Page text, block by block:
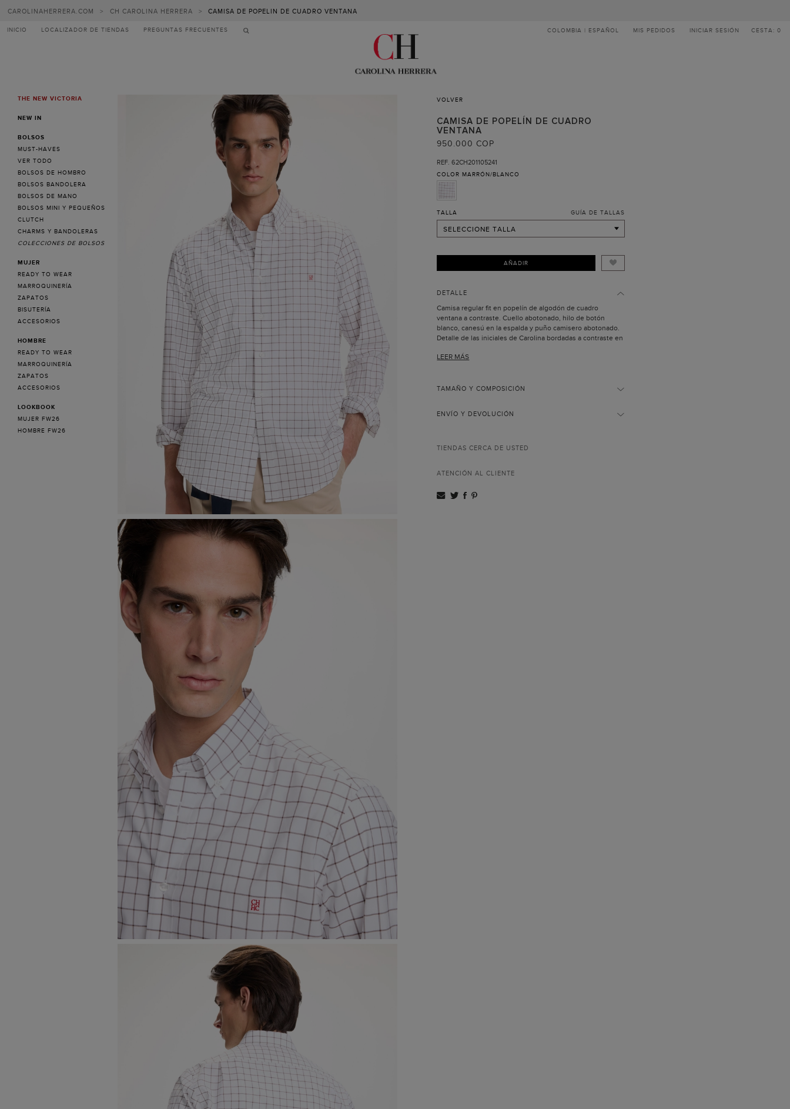
CAROLINAHERRERA.COM > CH CAROLINA HERRERA > CAMISA DE POPELIN DE CUADRO VENTANA
INICIO LOCALIZADOR DE TIENDAS PREGUNTAS FRECUENTES COLOMBIA | ESPAÑOL MIS PEDIDOS INICIAR SESIÓN CESTA: 0
MENUTHE NEW VICTORIA
NEW IN
BOLSOS
MUST-HAVES
VER TODO
BOLSOS DE HOMBRO
BOLSOS BANDOLERA
BOLSOS DE MANO
BOLSOS MINI Y PEQUEÑOS
CLUTCH
CHARMS Y BANDOLERAS
COLECCIONES DE BOLSOS
MUJER
READY TO WEAR
MARROQUINERÍA
ZAPATOS
BISUTERÍA
ACCESORIOS
HOMBRE
READY TO WEAR
MARROQUINERÍA
ZAPATOS
ACCESORIOS
LOOKBOOK
MUJER FW26
HOMBRE FW26
VOLVER
CAMISA DE POPELÍN DE CUADRO
VENTANA
950.000 COP
REF. 62CH201105241
COLOR MARRÓN/BLANCO
TALLA
SELECCIONE TALLA
15
15 ½
16 ½
17 ½ GUÍA DE TALLAS
AÑADIR
DETALLE
Camisa regular fit en popelín de algodón de cuadro
ventana a contraste. Cuello abotonado, hilo de botón
blanco, canesú en la espalda y puño camisero abotonado.
Detalle de las iniciales de Carolina bordadas a contraste en
El modelo lleva la talla 16 y mide 1,89 m.
LEER MÁS
TAMAÑO Y COMPOSICIÓN
ENVÍO Y DEVOLUCIÓN
TIENDAS CERCA DE USTED
ATENCIÓN AL CLIENTE